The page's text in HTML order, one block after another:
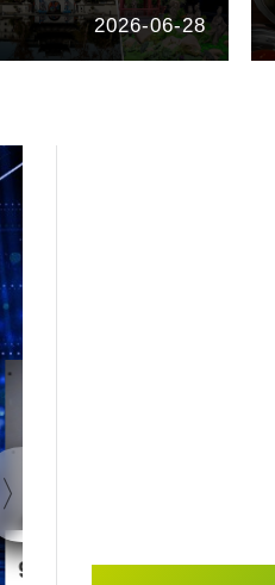
2026-06-28
90后王兴兴 “英语学渣